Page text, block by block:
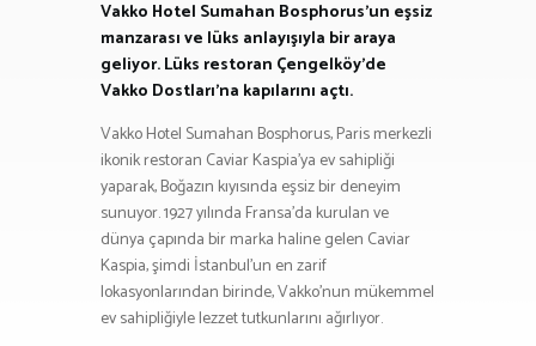
Vakko Hotel Sumahan Bosphorus’un eşsiz
manzarası ve lüks anlayışıyla bir araya
geliyor. Lüks restoran Çengelköy’de
Vakko Dostları’na kapılarını açtı.
Vakko Hotel Sumahan Bosphorus, Paris merkezli
ikonik restoran Caviar Kaspia’ya ev sahipliği
yaparak, Boğazın kıyısında eşsiz bir deneyim
sunuyor. 1927 yılında Fransa’da kurulan ve
dünya çapında bir marka haline gelen Caviar
Kaspia, şimdi İstanbul’un en zarif
lokasyonlarından birinde, Vakko’nun mükemmel
ev sahipliğiyle lezzet tutkunlarını ağırlıyor.